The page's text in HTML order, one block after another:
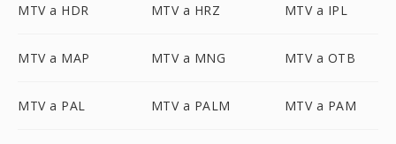
MTV a HDR MTV a HRZ MTV a IPL
MTV a MAP MTV a MNG MTV a OTB
MTV a PAL MTV a PALM MTV a PAM